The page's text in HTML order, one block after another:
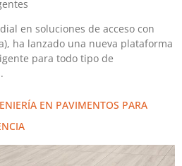
en soluciones de acceso con
ha lanzado una nueva plataforma
para todo tipo de
EN PAVIMENTOS PARA